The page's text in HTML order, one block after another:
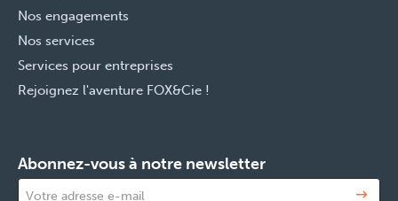
Nos engagements
Nos services
Services pour entreprises
Rejoignez l'aventure FOX&Cie !
Abonnez-vous à notre newsletter